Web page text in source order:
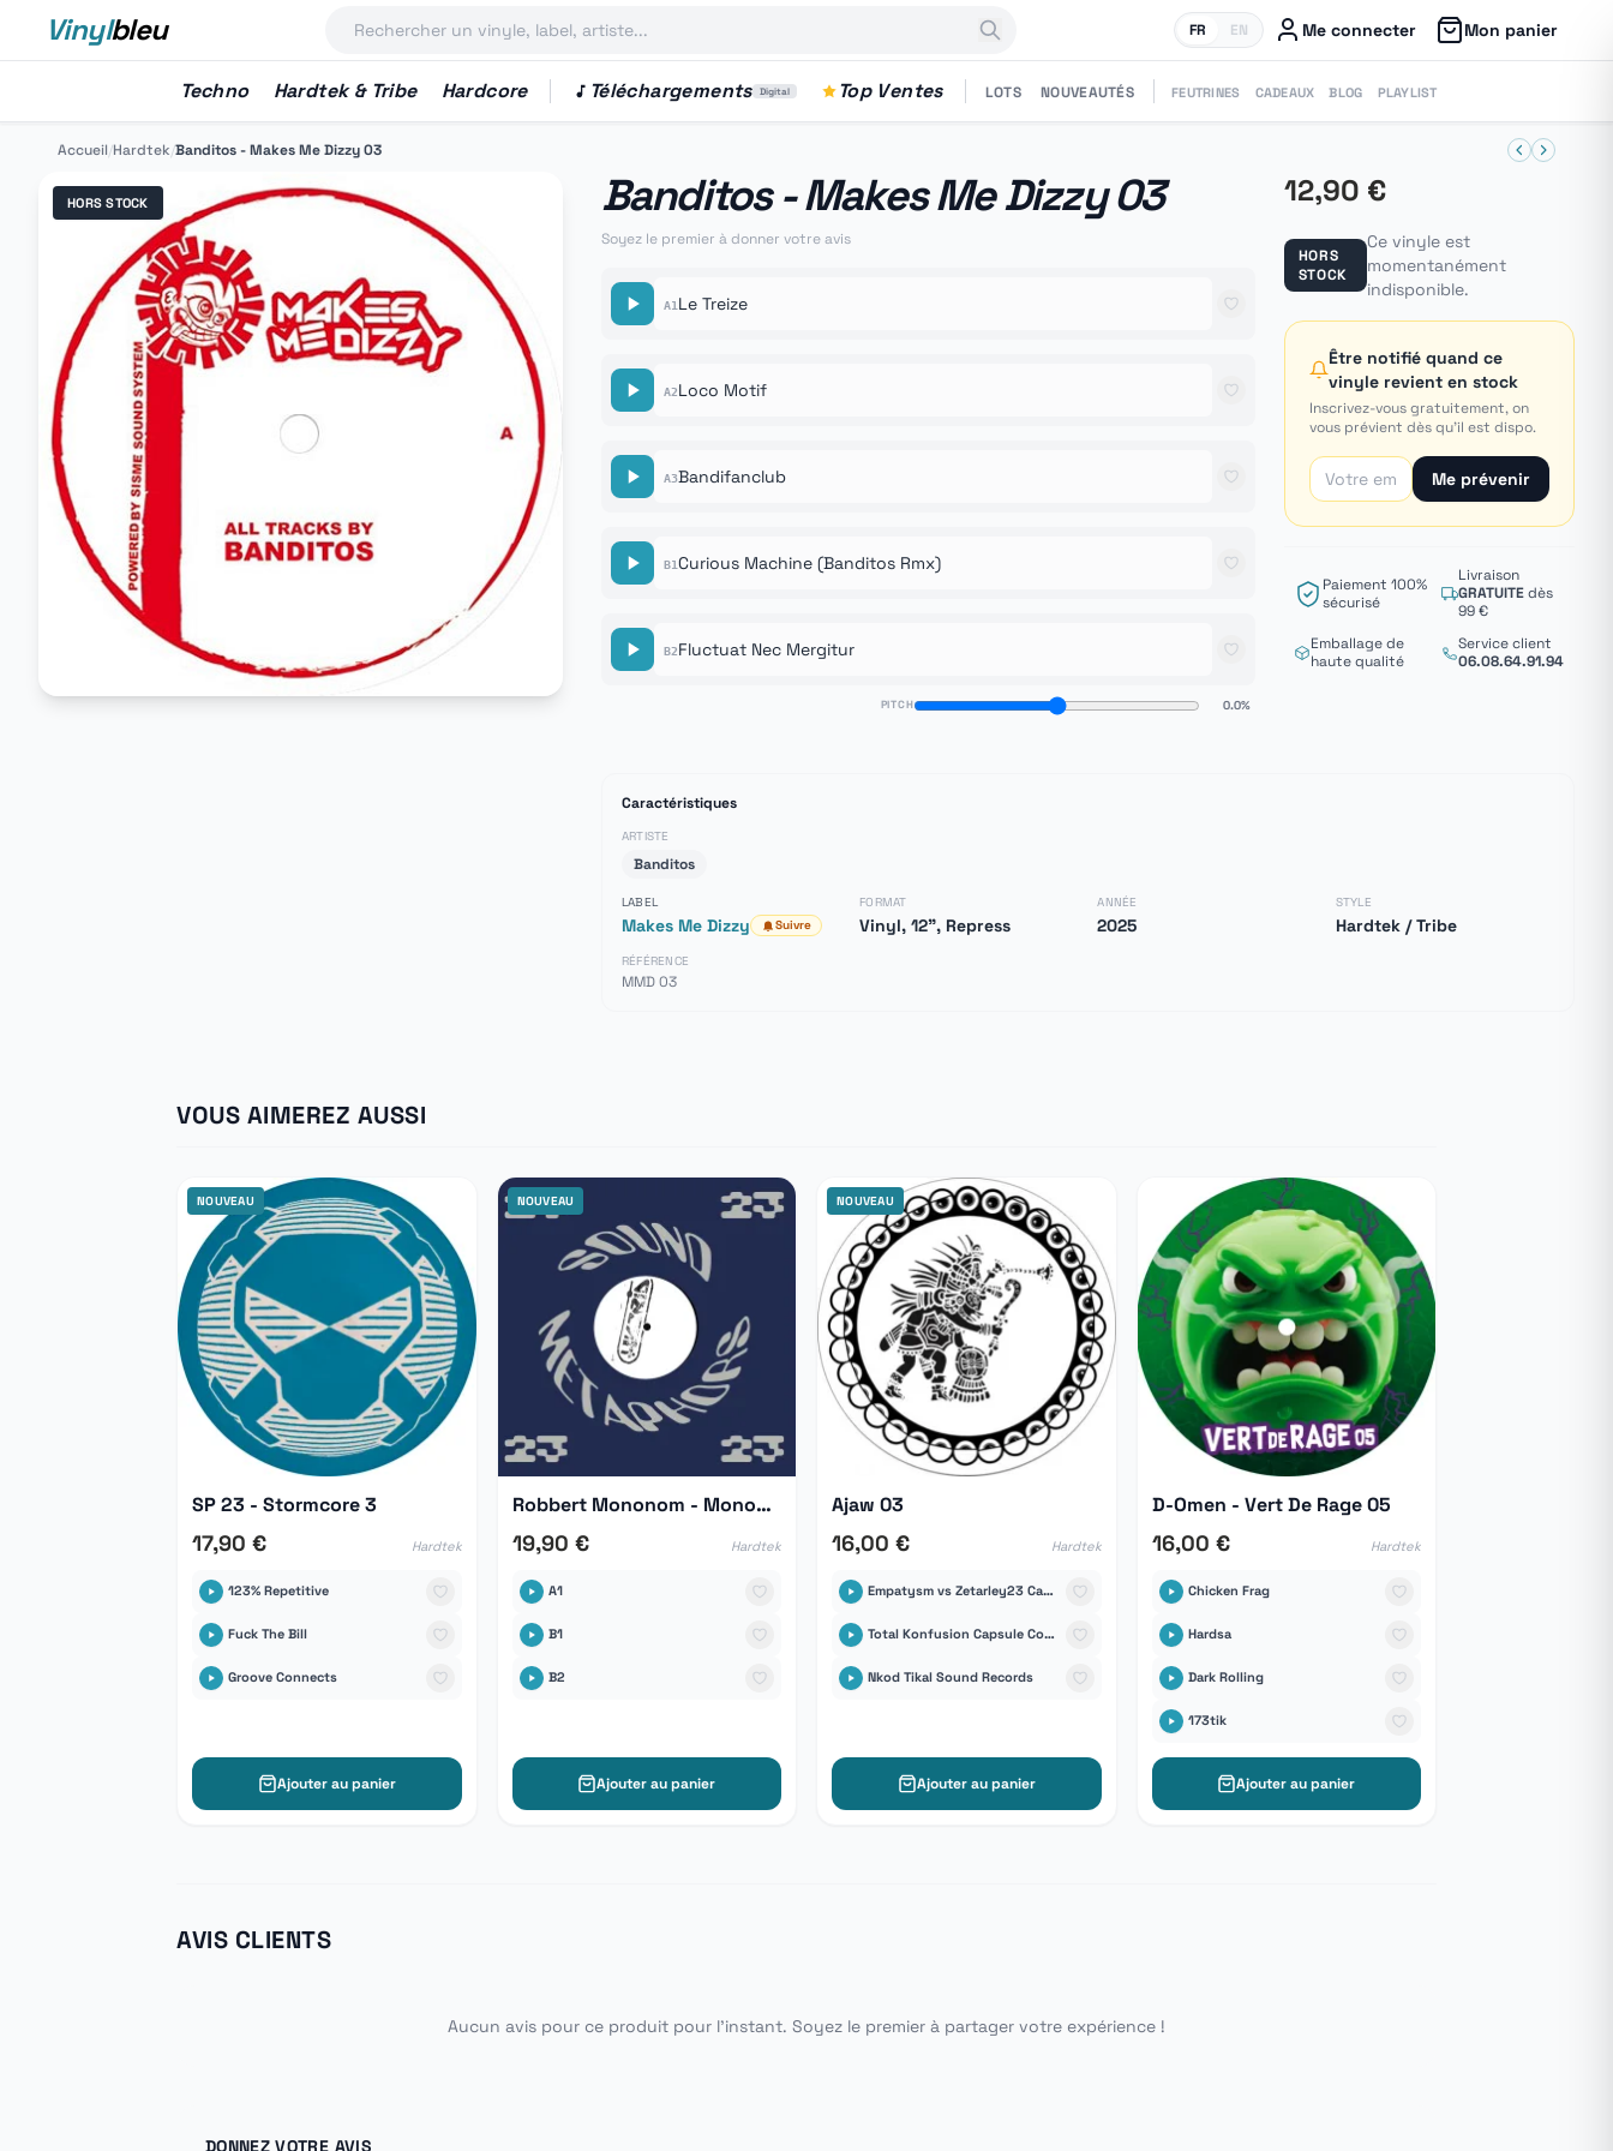
Vinylbleu FR EN Me connecter Mon panier
Techno Hardtek & Tribe Hardcore Téléchargements Digital Top Ventes LOTS NOUVEAUTÉS FEUTRINES CADEAUX BLOG PLAYLIST
Accueil/Hardtek/Banditos - Makes Me Dizzy 03
HORS STOCK Banditos - Makes Me Dizzy 03
Soyez le premier à donner votre avis
A1Le Treize
A2Loco Motif
A3Bandifanclub
B1Curious Machine (Banditos Rmx)
B2Fluctuat Nec Mergitur
PITCH 0.0%
12,90 €
HORS
STOCK
Ce vinyle est
momentanément
indisponible.
Être notifié quand ce
vinyle revient en stock
Inscrivez-vous gratuitement, on
vous prévient dès qu'il est dispo.
Me prévenir
Paiement 100%
sécurisé
Livraison
GRATUITEdès
99 €
Emballage de
haute qualité
Service client
06.08.64.91.94
Caractéristiques
ARTISTE
Banditos
LABEL
Makes Me Dizzy Suivre
FORMAT
Vinyl, 12", Repress
ANNÉE
2025
STYLE
Hardtek / Tribe
RÉFÉRENCE
MMD 03
VOUS AIMEREZ AUSSI
NOUVEAU
SP 23 - Stormcore 3
17,90 € Hardtek
123% Repetitive
Fuck The Bill
Groove Connects
Ajouter au panier
NOUVEAU
Robbert Mononom - Mononom 1
19,90 € Hardtek
A1
B1
B2
Ajouter au panier
NOUVEAU
Ajaw 03
16,00 € Hardtek
Empatysm vs Zetarley23 Capsule Corp
Total Konfusion Capsule Corp
Nkod Tikal Sound Records
Ajouter au panier
D-Omen - Vert De Rage 05
16,00 € Hardtek
Chicken Frag
Hardsa
Dark Rolling
173tik
Ajouter au panier
AVIS CLIENTS
Aucun avis pour ce produit pour l'instant. Soyez le premier à partager votre expérience !
DONNEZ VOTRE AVIS